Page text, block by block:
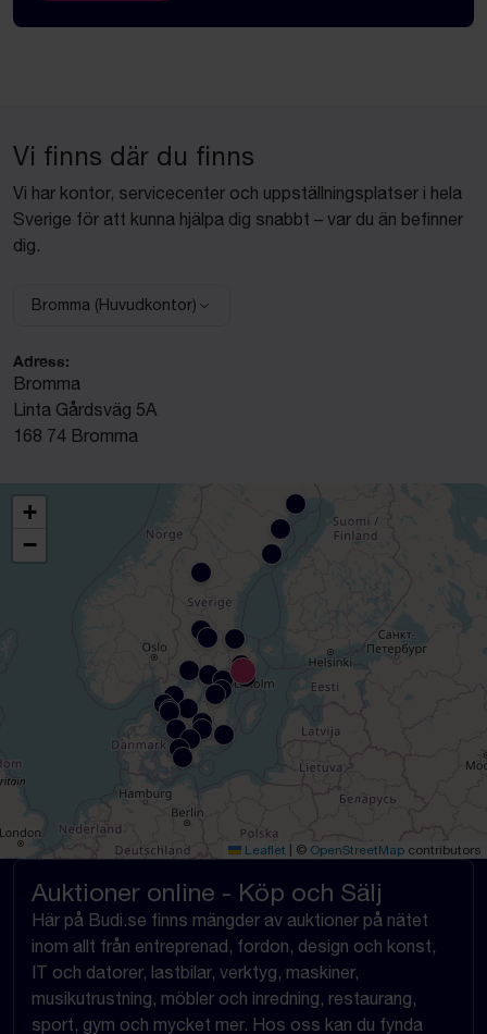
Vi finns där du finns
Vi har kontor, servicecenter och uppställningsplatser i hela
Sverige för att kunna hjälpa dig snabbt – var du än befinner
dig.
Välj anläggning:
Bromma (Huvudkontor)
Adress:
Bromma
Linta Gårdsväg 5A
168 74 Bromma
+
−
Leaflet © OpenStreetMap contributors
Auktioner online - Köp och Sälj
Här på Budi.se finns mängder av auktioner på nätet
inom allt från entreprenad, fordon, design och konst,
IT och datorer, lastbilar, verktyg, maskiner,
musikutrustning, möbler och inredning, restaurang,
sport, gym och mycket mer. Hos oss kan du fynda